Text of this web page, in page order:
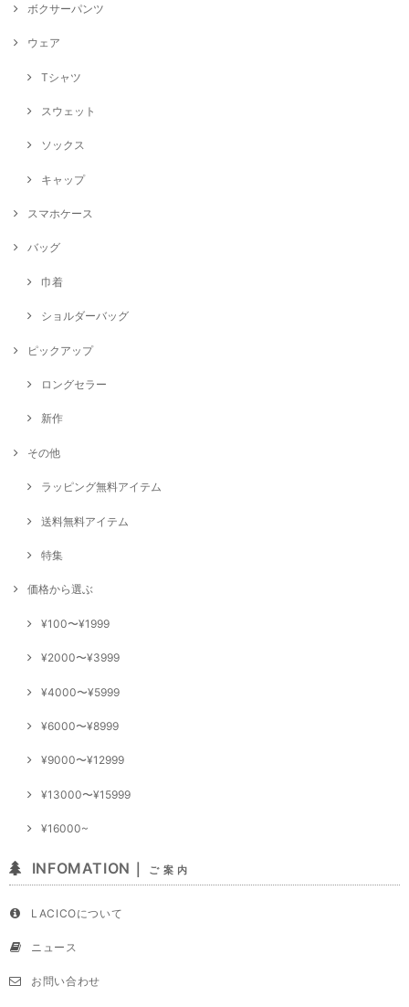
ボクサーパンツ
ウェア
Tシャツ
スウェット
ソックス
キャップ
スマホケース
バッグ
巾着
ショルダーバッグ
ピックアップ
ロングセラー
新作
その他
ラッピング無料アイテム
送料無料アイテム
特集
価格から選ぶ
¥100〜¥1999
¥2000〜¥3999
¥4000〜¥5999
¥6000〜¥8999
¥9000〜¥12999
¥13000〜¥15999
¥16000~
INFOMATION｜ ご 案 内
LACICOについて
ニュース
お問い合わせ